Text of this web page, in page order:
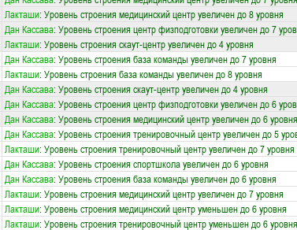
Лакташи: Уровень строения медицинский центр увеличен до 8 уровня
Дан Кассава: Уровень строения центр физподготовки увеличен до 7
Лакташи: Уровень строения скаут-центр увеличен до 4 уровня
Дан Кассава: Уровень строения база команды увеличен до 7 уровня
Лакташи: Уровень строения база команды увеличен до 8 уровня
Дан Кассава: Уровень строения скаут-центр увеличен до 4 уровня
Дан Кассава: Уровень строения центр физподготовки увеличен до 6
Дан Кассава: Уровень строения медицинский центр увеличен до 6 уровня
Дан Кассава: Уровень строения тренировочный центр увеличен до 5
Лакташи: Уровень строения тренировочный центр увеличен до 7 уровня
Дан Кассава: Уровень строения спортшкола увеличен до 6 уровня
Дан Кассава: Уровень строения база команды увеличен до 6 уровня
Лакташи: Уровень строения медицинский центр увеличен до 7 уровня
Лакташи: Уровень строения медицинский центр уменьшен до 6 уровня
Лакташи: Уровень строения тренировочный центр уменьшен до 6 уровня